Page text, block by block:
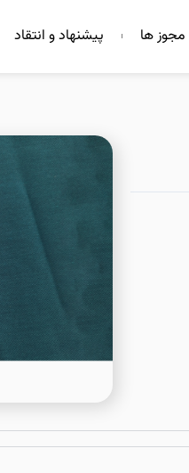
مجوز ها پیشنهاد و انتقاد